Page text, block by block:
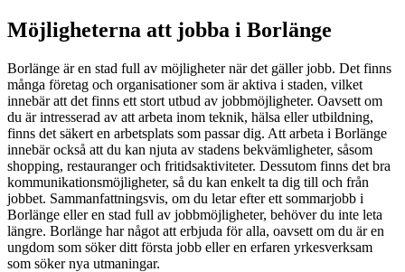
Möjligheterna att jobba i Borlänge
Borlänge är en stad full av möjligheter när det gäller jobb. Det finns
många företag och organisationer som är aktiva i staden, vilket
innebär att det finns ett stort utbud av jobbmöjligheter. Oavsett om
du är intresserad av att arbeta inom teknik, hälsa eller utbildning,
finns det säkert en arbetsplats som passar dig. Att arbeta i Borlänge
innebär också att du kan njuta av stadens bekvämligheter, såsom
shopping, restauranger och fritidsaktiviteter. Dessutom finns det bra
kommunikationsmöjligheter, så du kan enkelt ta dig till och från
jobbet. Sammanfattningsvis, om du letar efter ett sommarjobb i
Borlänge eller en stad full av jobbmöjligheter, behöver du inte leta
längre. Borlänge har något att erbjuda för alla, oavsett om du är en
ungdom som söker ditt första jobb eller en erfaren yrkesverksam
som söker nya utmaningar.